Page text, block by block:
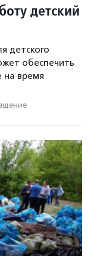
детский
детского
обеспечить
на время